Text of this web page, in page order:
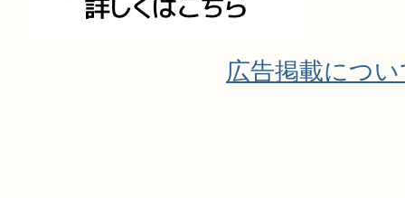
広告掲載につ